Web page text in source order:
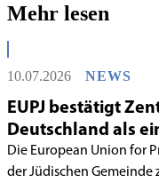
Mehr lesen
10.07.2026 NEWS
EUPJ bestätigt
Deutschland als
liberales
Die European Union for
der Jüdischen